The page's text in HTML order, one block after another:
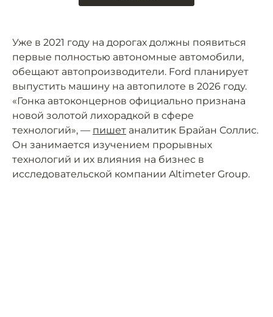
Уже в 2021 году на дорогах должны появиться
первые полностью автономные автомобили,
обещают автопроизводители. Ford планирует
выпустить машину на автопилоте в 2026 году.
«Гонка автоконцернов официально признана
новой золотой лихорадкой в сфере
технологий», — пишет аналитик Брайан Соллис.
Он занимается изучением прорывных
технологий и их влияния на бизнес в
исследовательской компании Altimeter Group.